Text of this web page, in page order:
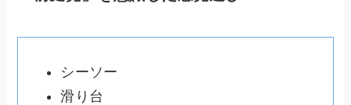
シーソー
滑り台